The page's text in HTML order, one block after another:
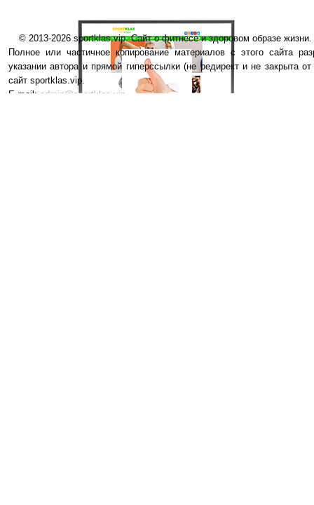
© 2013-2026 sportklas.vip. Сайт о фитнесе и здоровом образе
Полное или частичное копирование материалов с этого сайта
указании автора и прямой гиперссылки (не редирект и не закрыта
сайт sportklas.vip.
E-mail: admin@sportklas.vip